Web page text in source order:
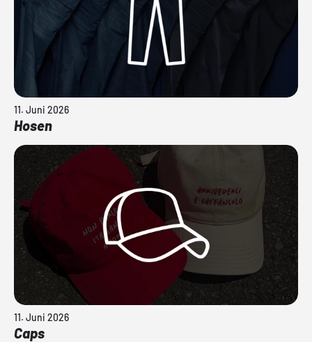
11. Juni 2026
Hosen
11. Juni 2026
Caps